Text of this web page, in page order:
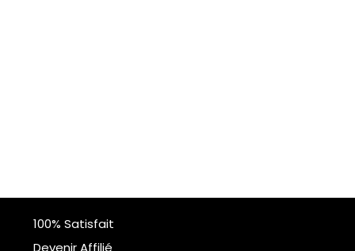
100% Satisfait
Devenir Affilié